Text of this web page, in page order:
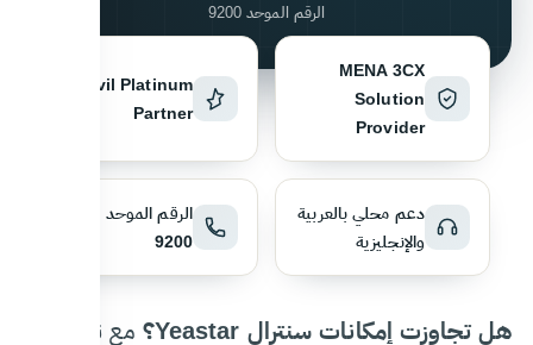
الرقم الموحد 9200
MENA 3CX
Solution
Provider
Fanvil Platinum
Partner
دعم محلي بالعربية
والإنجليزية
الرقم الموحد
9200
هل تجاوزت إمكانات سنترال Yeastar؟
مع نمو